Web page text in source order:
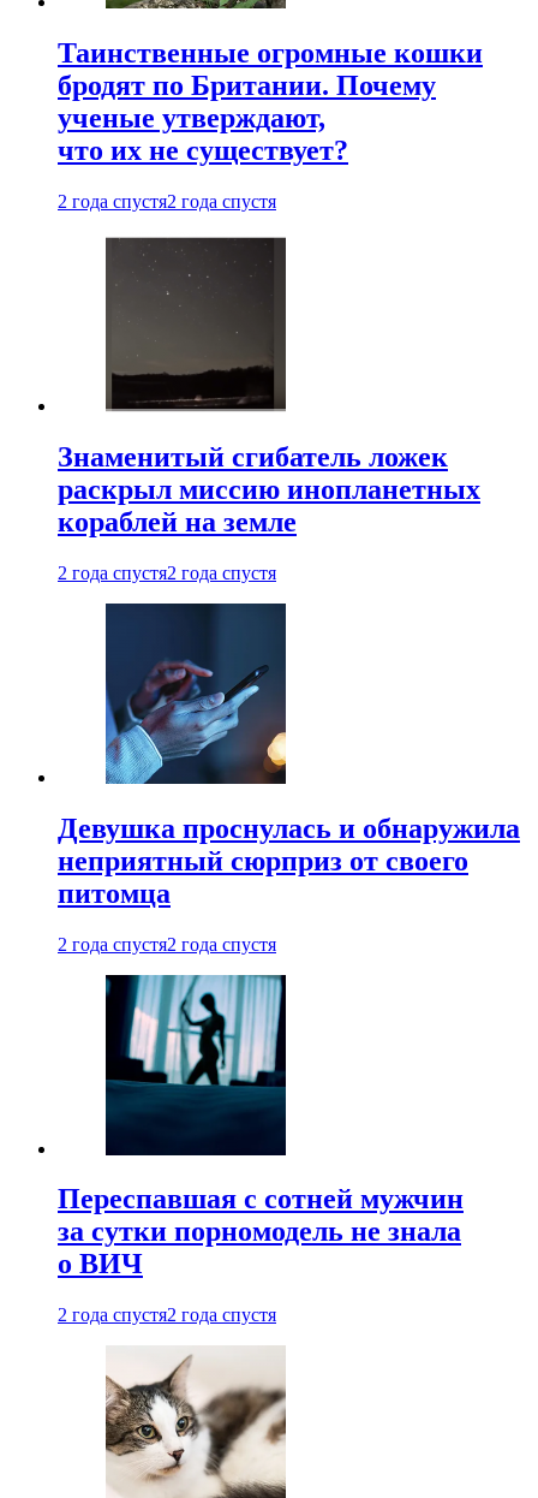
Таинственные огромные кошки
бродят по Британии. Почему
ученые утверждают,
что их не существует?
2 года спустя2 года спустя
Знаменитый сгибатель ложек
раскрыл миссию инопланетных
кораблей на земле
2 года спустя2 года спустя
Девушка проснулась и обнаружила
неприятный сюрприз от своего
питомца
2 года спустя2 года спустя
Переспавшая с сотней мужчин
за сутки порномодель не знала
о ВИЧ
2 года спустя2 года спустя